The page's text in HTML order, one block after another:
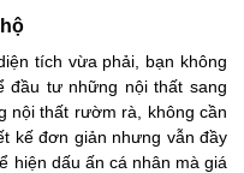
tích vừa phải, bạn không
đầu tư những nội thất sang
nội thất rườm rà, không cần
kế đơn giản nhưng vẫn đầy
hiện dấu ấn cá nhân mà giá